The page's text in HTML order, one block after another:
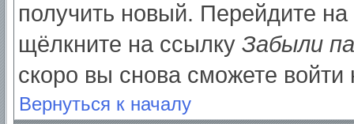
получить новый. Перейдите
щёлкните на ссылку Забыли
скоро вы снова сможете
Вернуться к началу